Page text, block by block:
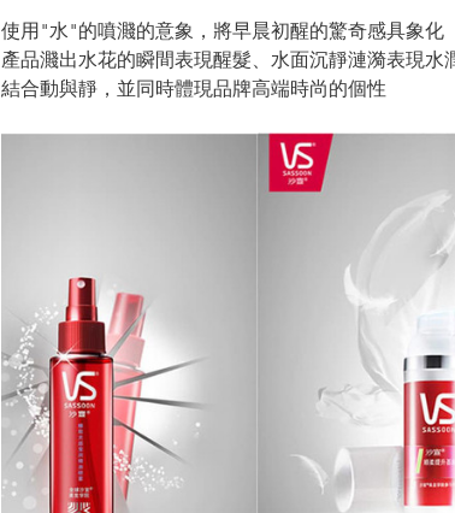
使用"水"的噴濺的意象，將早晨初醒的驚奇感具象化
產品濺出水花的瞬間表現醒髮、水面沉靜漣漪表現水
結合動與靜，並同時體現品牌高端時尚的個性